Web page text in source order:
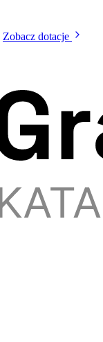
Zobacz dotacje